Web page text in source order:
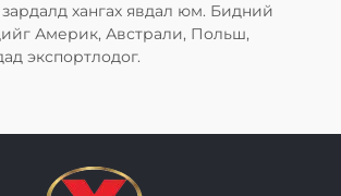
хангах явдал юм. Бидний
Америк, Австрали, Польш,
экспортлодог.